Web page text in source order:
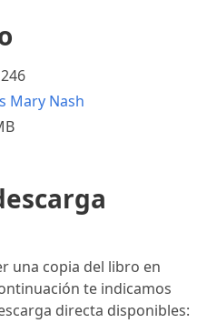
Mary Nash
una copia del libro en
te indicamos
directa disponibles: